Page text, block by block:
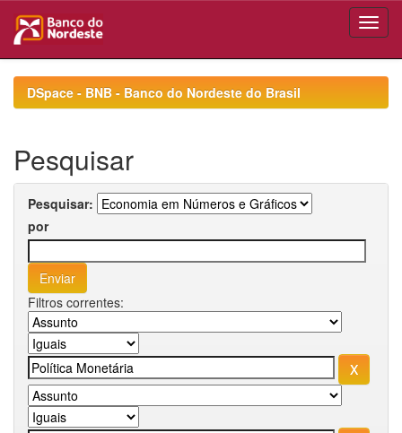
navigationDSpace - BNB - Banco do Nordeste do Brasil
Pesquisar
Pesquisar:
por
Filtros correntes: